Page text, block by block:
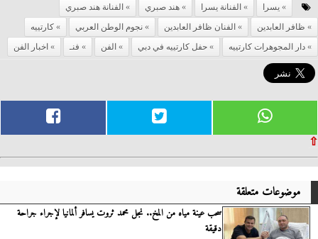
يسرا الفنانة يسرا هند صبري
الفنانة هند صبري
ظافر العابدين
الفنان ظافر العابدين نجوم الوطن العربي
كارتييه
دار المجوهرات كارتييه
حفل كارتييه في دبي الفن فنـ اخبار الفن
⇧
موضوعات متعلقة
سحب عينة مياه من المخ.. نجل محمد ثروت يسافر ألمانيا لإجراء جراحة
دقيقة